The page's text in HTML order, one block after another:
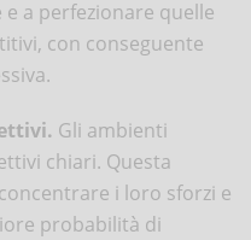
a perfezionare quelle
con conseguente
Gli ambienti
chiari. Questa
i loro sforzi e
probabilità di